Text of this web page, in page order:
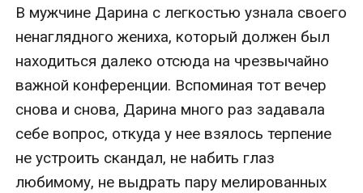
В мужчине Дарина с легкостью узнала своего
ненаглядного жениха, который должен был
находиться далеко отсюда на чрезвычайно
важной конференции. Вспоминая тот вечер
снова и снова, Дарина много раз задавала
себе вопрос, откуда у нее взялось терпение
не устроить скандал, не набить глаз
любимому, не выдрать пару мелированных